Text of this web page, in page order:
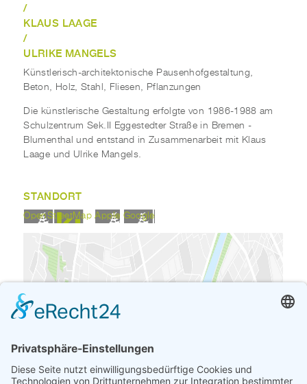
/
KLAUS LAAGE
/
ULRIKE MANGELS
Künstlerisch-architektonische Pausenhofgestaltung,
Beton, Holz, Stahl, Fliesen, Pflanzungen
Die künstlerische Gestaltung erfolgte von 1986-1988 am
Schulzentrum Sek.II Eggestedter Straße in Bremen -
Blumenthal und entstand in Zusammenarbeit mit Klaus
Laage und Ulrike Mangels.
STANDORT
OpenStreetMap Apple Google
dieser Stelle anzeigen möchten, werden
personenbezogene Daten (IP-Adresse) zu Google
von Google getrackt werden.
Wenn Sie den folgenden Link anklicken, wird ein